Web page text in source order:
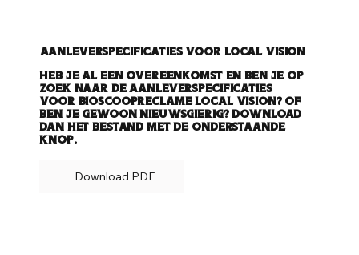
Aanleverspecificaties voor Local Vision
Heb je al een overeenkomst en ben je op
zoek naar de aanleverspecificaties
voor bioscoopreclame Local Vision? Of
ben je gewoon nieuwsgierig? Download
dan het bestand met de onderstaande
knop.
Download PDF